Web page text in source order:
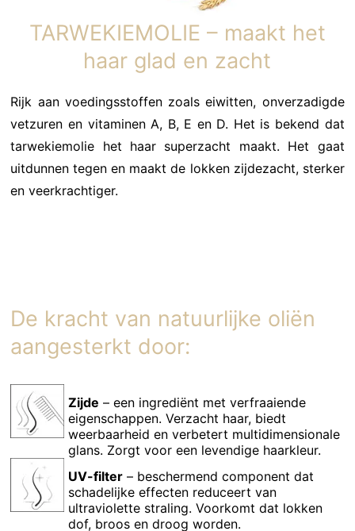
TARWEKIEMOLIE – maakt het
haar glad en zacht
Rijk aan voedingsstoffen zoals eiwitten, onverzadigde
vetzuren en vitaminen A, B, E en D. Het is bekend dat
tarwekiemolie het haar superzacht maakt. Het gaat
uitdunnen tegen en maakt de lokken zijdezacht, sterker
en veerkrachtiger.
De kracht van natuurlijke oliën
aangesterkt door:
Zijde – een ingrediënt met verfraaiende
eigenschappen. Verzacht haar, biedt
weerbaarheid en verbetert multidimensionale
glans. Zorgt voor een levendige haarkleur.
UV-filter – beschermend component dat
schadelijke effecten reduceert van
ultraviolette straling. Voorkomt dat lokken
dof, broos en droog worden.